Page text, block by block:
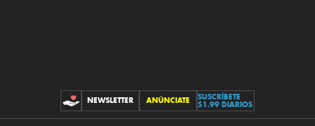
CONTRIBUCIONES
NEWSLETTER ANÚNCIATE
SUSCRÍBETE
$1.99 DIARIOS